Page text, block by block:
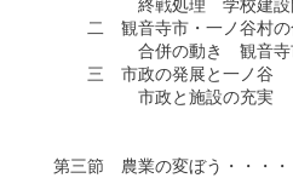
終戦処理　学校建設問
二　観音寺市・一ノ谷村の
合併の動き　観音寺市
三　市政の発展と一ノ谷　
市政と施設の充実
第三節　農業の変ぼう・・・